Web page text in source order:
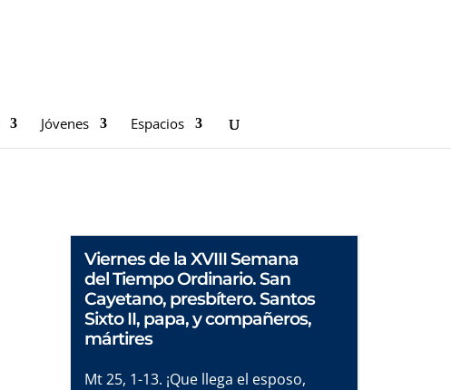
Jóvenes Espacios
Viernes de la XVIII Semana
del Tiempo Ordinario. San
Cayetano, presbítero. Santos
Sixto II, papa, y compañeros,
mártires
Mt 25, 1-13. ¡Que llega el esposo,